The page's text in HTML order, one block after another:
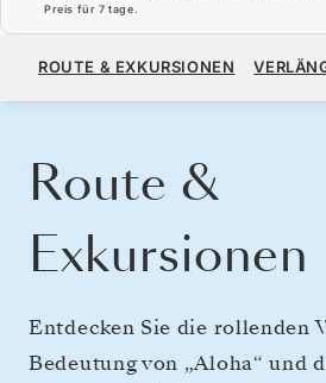
Preis für 7 tage.
4.880 $
ROUTE & EXKURSIONEN
Route &
Exkursionen
Entdecken Sie die rollenden
Bedeutung von „Aloha“ und